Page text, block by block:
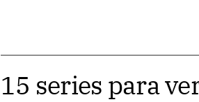
15 series para